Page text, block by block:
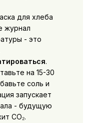
для хлеба
журнал
- это
.
на 15-30
соль и
запускает
- будущую
CO₂.